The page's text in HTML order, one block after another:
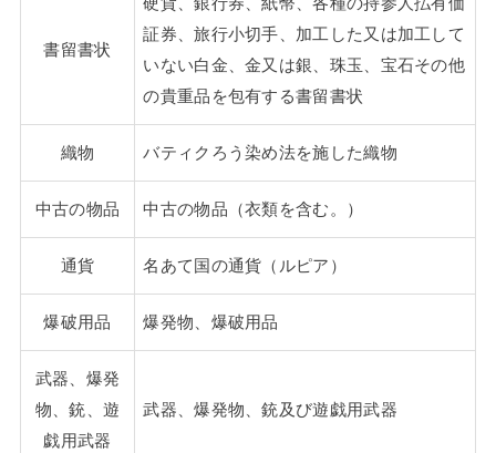
書留書状
証券、旅行小切手、加工した又は加工して
いない白金、金又は銀、珠玉、宝石その他
の貴重品を包有する書留書状
織物 バティクろう染め法を施した織物
中古の物品 中古の物品（衣類を含む。）
通貨 名あて国の通貨（ルピア）
爆破用品 爆発物、爆破用品
武器、爆発
物、銃、遊
戯用武器
武器、爆発物、銃及び遊戯用武器